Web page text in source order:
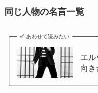
同じ人物の名言一覧
あわせて読みたい
エル
向き